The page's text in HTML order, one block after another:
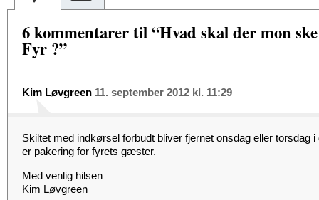
6 kommentarer til “Hvad skal der mon
Fyr ?”
Kim Løvgreen 11. september 2012 kl. 11:29
Skiltet med indkørsel forbudt bliver fjernet onsdag eller torsdag
er pakering for fyrets gæster.
Med venlig hilsen
Kim Løvgreen